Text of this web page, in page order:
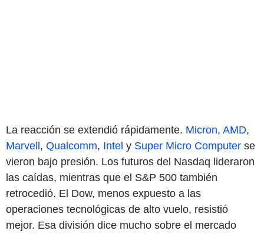
La reacción se extendió rápidamente. Micron, AMD,
Marvell, Qualcomm, Intel y Super Micro Computer se
vieron bajo presión. Los futuros del Nasdaq lideraron
las caídas, mientras que el S&P 500 también
retrocedió. El Dow, menos expuesto a las
operaciones tecnológicas de alto vuelo, resistió
mejor. Esa división dice mucho sobre el mercado